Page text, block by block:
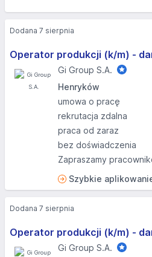
Operator produkcji (k/m) -
Gi Group S.A.
Henryków
umowa o pracę
rekrutacja zdalna
praca od zaraz
bez doświadczenia
Zapraszamy
Szybkie
Dodana 7 sierpnia
Operator produkcji (k/m) -
Gi Group S.A.
Dodana 7 sierpnia